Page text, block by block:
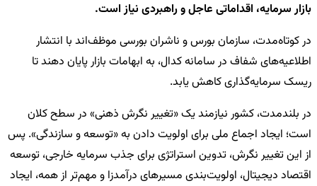
بازار سرمایه، اقداماتی عاجل و راهبردی نیاز است.
در کوتاه‌مدت، سازمان بورس و ناشران بورسی موظف‌اند با انتشار
اطلاعیه‌های شفاف در سامانه کدال، به ابهامات بازار پایان دهند تا
ریسک سرمایه‌گذاری کاهش یابد.
در بلندمدت، کشور نیازمند یک «تغییر نگرش ذهنی» در سطح کلان
است؛ ایجاد اجماع ملی برای اولویت دادن به «توسعه و سازندگی». پس
از این تغییر نگرش، تدوین استراتژی برای جذب سرمایه خارجی، توسعه
اقتصاد دیجیتال، اولویت‌بندی مسیرهای درآمدزا و مهم‌تر از همه، ایجاد